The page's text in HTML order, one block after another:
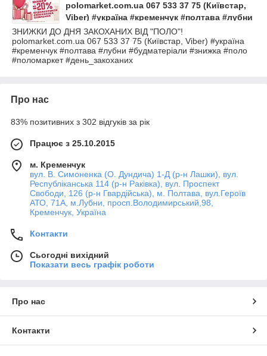
polomarket.com.ua 067 533 37 75 (Київстар,
Viber) #україна #кременчук #полтава #лубни
#будматеріали #знижка #поло #поломаркет
#день_закоханих
ЗНИЖКИ ДО ДНЯ ЗАКОХАНИХ ВІД "ПОЛО"!
polomarket.com.ua 067 533 37 75 (Київстар, Viber) #україна
#кременчук #полтава #лубни #будматеріали #знижка #поло
#поломаркет #день_закоханих
Про нас
83% позитивних з 302 відгуків за рік
Працює з 25.10.2015
м. Кременчук
вул. В. Симоненка (О. Дундича) 1-Д (р-н Лашки), вул.
Республіканська 114 (р-н Раківка), вул. Проспект
Свободи, 126 (р-н Гвардійська), м. Полтава, вул.Героїв
АТО, 71А, м.Лубни, просп.Володимирський,98,
Кременчук, Україна
Контакти
Сьогодні вихідний
Показати весь графік роботи
Про нас
Контакти